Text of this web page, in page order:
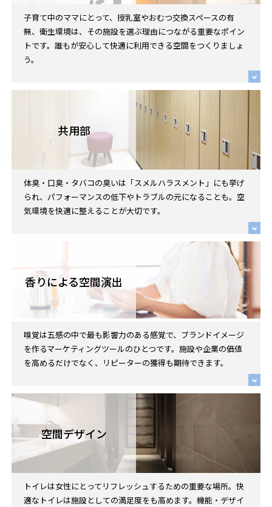
子育て中のママにとって、授乳室やおむつ交換スペースの有
無、衛生環境は、その施設を選ぶ理由につながる重要なポイン
トです。誰もが安心して快適に利用できる空間をつくりましょ
う。
共用部
体臭・口臭・タバコの臭いは「スメルハラスメント」にも挙げ
られ、パフォーマンスの低下やトラブルの元になることも。空
気環境を快適に整えることが大切です。
香りによる空間演出
嗅覚は五感の中で最も影響力のある感覚で、ブランドイメージ
を作るマーケティングツールのひとつです。施設や企業の価値
を高めるだけでなく、リピーターの獲得も期待できます。
空間デザイン
トイレは女性にとってリフレッシュするための重要な場所。快
適なトイレは施設としての満足度をも高めます。機能・デザイ